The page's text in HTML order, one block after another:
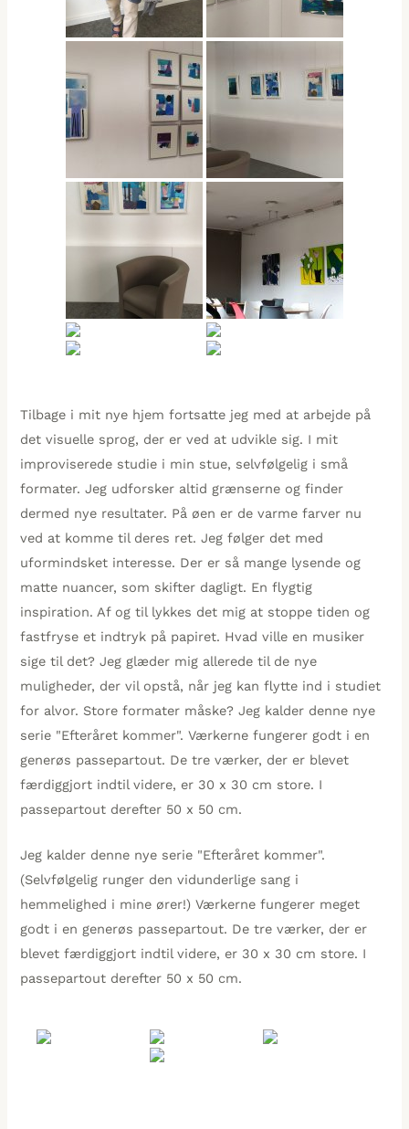
Tilbage i mit nye hjem fortsatte jeg med at arbejde på
det visuelle sprog, der er ved at udvikle sig. I mit
improviserede studie i min stue, selvfølgelig i små
formater. Jeg udforsker altid grænserne og finder
dermed nye resultater. På øen er de varme farver nu
ved at komme til deres ret. Jeg følger det med
uformindsket interesse. Der er så mange lysende og
matte nuancer, som skifter dagligt. En flygtig
inspiration. Af og til lykkes det mig at stoppe tiden og
fastfryse et indtryk på papiret. Hvad ville en musiker
sige til det? Jeg glæder mig allerede til de nye
muligheder, der vil opstå, når jeg kan flytte ind i studiet
for alvor. Store formater måske? Jeg kalder denne nye
serie "Efteråret kommer". Værkerne fungerer godt i en
generøs passepartout. De tre værker, der er blevet
færdiggjort indtil videre, er 30 x 30 cm store. I
passepartout derefter 50 x 50 cm.
Jeg kalder denne nye serie "Efteråret kommer".
(Selvfølgelig runger den vidunderlige sang i
hemmelighed i mine ører!) Værkerne fungerer meget
godt i en generøs passepartout. De tre værker, der er
blevet færdiggjort indtil videre, er 30 x 30 cm store. I
passepartout derefter 50 x 50 cm.